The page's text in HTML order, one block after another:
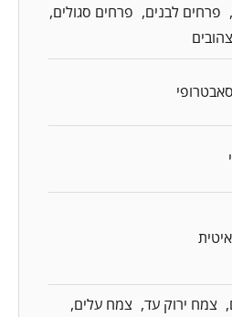
פרחים לבנים
פרחים סגולים
צמח ירוק עד
צמח עלים